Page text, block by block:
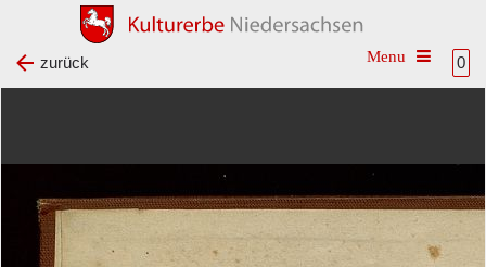
0
Toggle
zurück